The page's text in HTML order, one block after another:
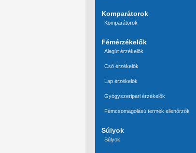
Komparátorok
Komparátorok
Fémérzékelők
Alagút érzékelők
Cső érzékelők
Lap érzékelők
Gyógyszeripari érzékelők
Fémcsomagolású termék ellenőrzők
Súlyok
Súlyok